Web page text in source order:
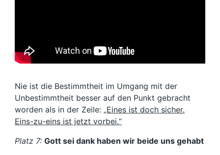
Nie ist die Bestimmtheit im Umgang mit der
Unbestimmtheit besser auf den Punkt gebracht
worden als in der Zeile: „Eines ist doch sicher.
Eins-zu-eins ist jetzt vorbei.“
Platz 7: Gott sei dank haben wir beide uns gehabt